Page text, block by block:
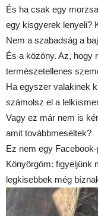
És ha csak egy
egy kisgyerek lenyeli?
Nem a szabadság a
És a közöny. Az, hogy
természetellenes
Ha egyszer valakinek
számolsz el a
Vagy ez már nem is
amit továbbmeséltek?
Ez nem egy
Könyörgöm: figyeljünk
legkisebbek még